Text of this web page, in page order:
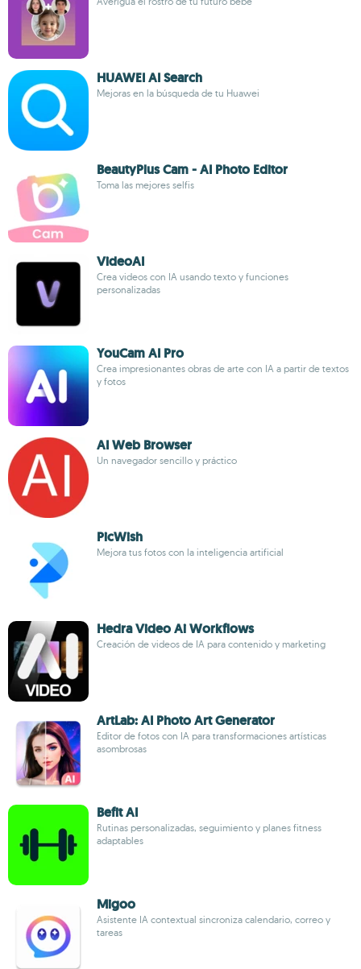
HUAWEI AI Search
Mejoras en la búsqueda de tu Huawei
BeautyPlus Cam - AI Photo Editor
Toma las mejores selfis
VideoAI
Crea videos con IA usando texto y funciones
personalizadas
YouCam AI Pro
Crea impresionantes obras de arte con IA a partir de textos
y fotos
AI Web Browser
Un navegador sencillo y práctico
PicWish
Mejora tus fotos con la inteligencia artificial
Hedra Video Ai Workflows
Creación de videos de IA para contenido y marketing
ArtLab: AI Photo Art Generator
Editor de fotos con IA para transformaciones artísticas
asombrosas
Befit AI
Rutinas personalizadas, seguimiento y planes fitness
adaptables
Migoo
Asistente IA contextual sincroniza calendario, correo y
tareas